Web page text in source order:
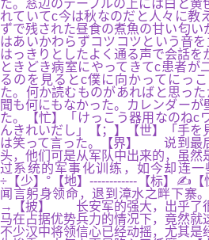
た。窓辺のテーブルの上には白と黄
れていてc今は秋なのだと人々に教
ずで残された昼食の煮魚の甘い匂い
はあいかわらずコツコツという音
はっきりとしたよく通る声で会話を
ときどき病室にやってきてc患者が
るのを見るとc僕に向かってにっ
た。何か読むものがあればと思っ
聞も何にもなかった。カレンダーが
た。【忙】「けっこう器用なのねc
んきれいだし」【；】【世】「手を
は笑って言った。【界】 说到最
头，他们可是从军队中出来的，虽然
过系统的军事化训练，如今却连一
÷【少】°【地】------------【标】✍
闻言躬身领命，退到漳水之畔下寨
→【披】 长安军的强大，出乎了
马在占据优势兵力的情况下，竟然就
不少汉中将领信心已经动摇，尤其是